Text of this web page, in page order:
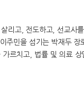
리고, 전도하고, 선교사
주민을 섬기는 박재두
르치고, 법률 및 의료